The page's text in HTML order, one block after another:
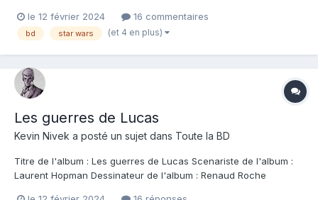
raisonnable . Puis , mon amour profond pour la saga a fini par
prendre le dessus et je me suis lancé dans le grand b...
le 12 février 2024 16 commentaires
bd star wars (et 4 en plus)
Les guerres de Lucas
Kevin Nivek a posté un sujet dans Toute la BD
Titre de l'album : Les guerres de Lucas Scenariste de l'album :
Laurent Hopman Dessinateur de l'album : Renaud Roche